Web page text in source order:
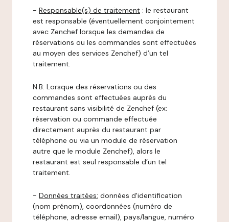
- Responsable(s) de traitement : le restaurant
est responsable (éventuellement conjointement
avec Zenchef lorsque les demandes de
réservations ou les commandes sont effectuées
au moyen des services Zenchef) d’un tel
traitement.
N.B: Lorsque des réservations ou des
commandes sont effectuées auprès du
restaurant sans visibilité de Zenchef (ex:
réservation ou commande effectuée
directement auprès du restaurant par
téléphone ou via un module de réservation
autre que le module Zenchef), alors le
restaurant est seul responsable d’un tel
traitement.
- Données traitées: données d'identification
(nom prénom), coordonnées (numéro de
téléphone, adresse email), pays/langue, numéro